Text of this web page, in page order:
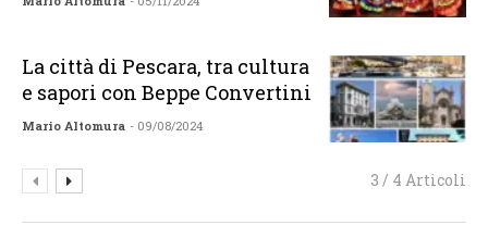
La città di Pescara, tra cultura
e sapori con Beppe Convertini
Mario Altomura - 09/08/2024
3 / 4 Articoli